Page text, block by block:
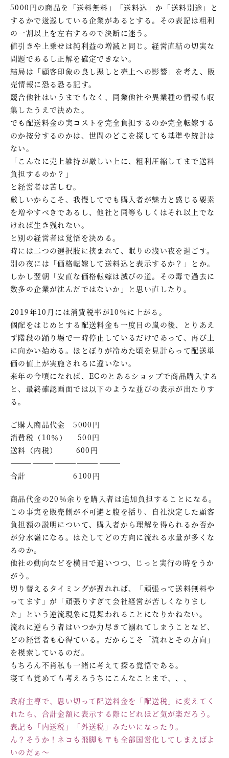
5000円の商品を「送料無料」「送料込」か「送料別途」と
するかで逡巡している企業があるとする。その表記は粗利
の一割以上を左右するので決断に迷う。
値引きや上乗せは純利益の増減と同じ。経営直結の切実な
問題であるし正解を確定できない。
結局は「顧客印象の良し悪しと売上への影響」を考え、販
売情報に恐る恐る記す。
競合他社はいうまでもなく、同業他社や異業種の情報も収
集したうえで決めた。
でも配送料金の実コストを完全負担するのか完全転嫁する
のか按分するのかは、世間のどこを探しても基準や統計は
ない。
「こんなに売上維持が厳しい上に、粗利圧縮してまで送料
負担するのか？」
と経営者は苦しむ。
厳しいからこそ、我慢してでも購入者が魅力と感じる要素
を増やすべきであるし、他社と同等もしくはそれ以上でな
ければ生き残れない。
と別の経営者は覚悟を決める。
時には二つの選択肢に挟まれて、眠りの浅い夜を過ごす。
別の夜には「価格転嫁して送料込と表示するか？」とか。
しかし翌朝「安直な価格転嫁は滅びの道。その毒で過去に
数多の企業が沈んだではないか」と思い直したり。
2019年10月には消費税率が10％に上がる。
個配をはじめとする配送料金も一度目の嵐の後、とりあえ
ず階段の踊り場で一時停止しているだけであって、再び上
に向かい始める。ほとぼりが冷めた頃を見計らって配送単
価の値上が実施されるに違いない。
来年の今頃になれば、ECのとあるショップで商品購入する
と、最終確認画面では以下のような並びの表示が出たりす
る。
ご購入商品代金 5000円
消費税（10％） 500円
送料（内税） 600円
―――――――――――――――
合計 6100円
商品代金の20％余りを購入者は追加負担することになる。
この事実を販売側が不可避と腹を括り、自社決定した顧客
負担額の説明について、購入者から理解を得られるか否か
が分水嶺になる。はたしてどの方向に流れる水量が多くな
るのか。
他社の動向などを横目で追いつつ、じっと実行の時をうか
がう。
切り替えるタイミングが遅れれば、「頑張って送料無料や
ってます」が「頑張りすぎて会社経営が苦しくなりまし
た」という逆流現象に見舞われることになりかねない。
流れに逆らう者はいつか力尽きて溺れてしまうことなど、
どの経営者も心得ている。だからこそ「流れとその方向」
を模索しているのだ。
もちろん不肖私も一緒に考えて探る覚悟である。
寝ても覚めても考えるうちにこんなことまで、、、
政府主導で、思い切って配送料金を「配送税」に変えてく
れたら、合計金額に表示する際にどれほど気が楽だろう。
表記も「内送税」「外送税」みたいになったり。
ん？そうか！ネコも飛脚も〒も全部国営化してしまえばよ
いのだぁ～